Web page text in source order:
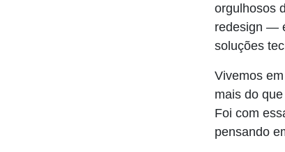
orgulhosos
redesign —
soluções
Vivemos
mais do
Foi com
pensando